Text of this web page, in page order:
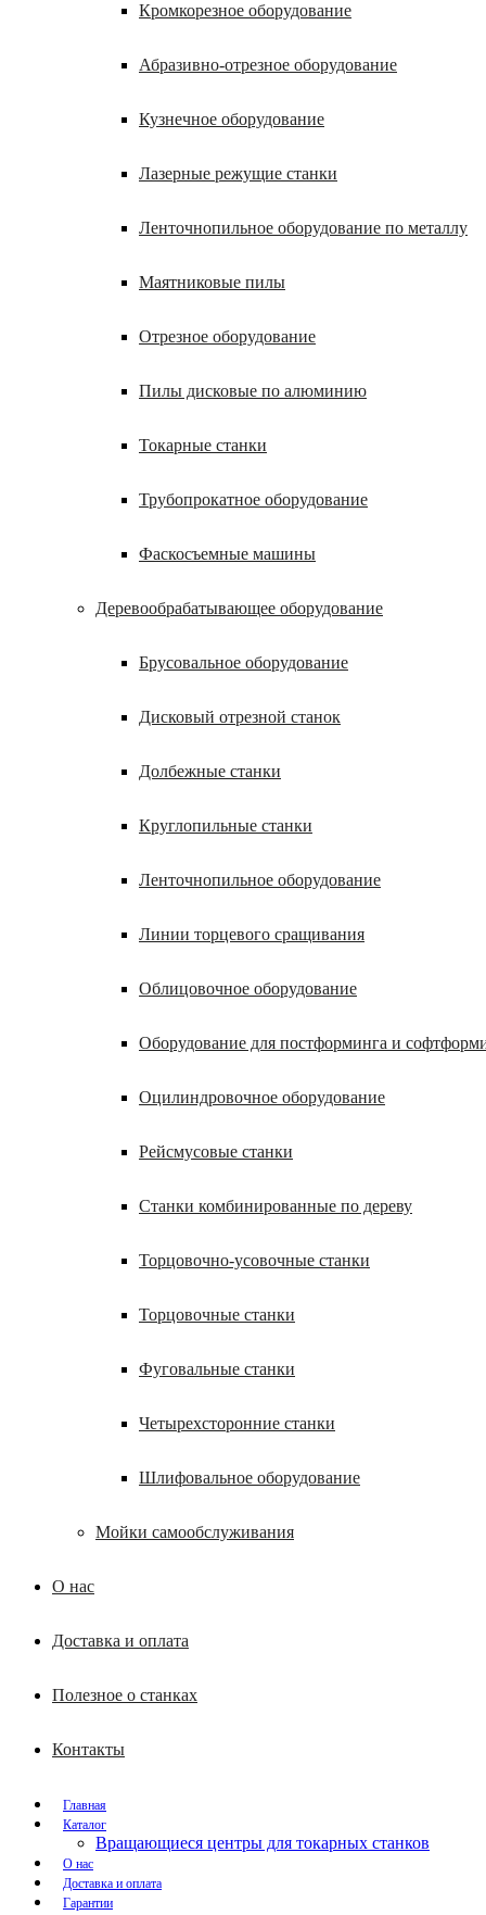
Кромкорезное оборудование
Абразивно-отрезное оборудование
Кузнечное оборудование
Лазерные режущие станки
Ленточнопильное оборудование по металлу
Маятниковые пилы
Отрезное оборудование
Пилы дисковые по алюминию
Токарные станки
Трубопрокатное оборудование
Фаскосъемные машины
Деревообрабатывающее оборудование
Брусовальное оборудование
Дисковый отрезной станок
Долбежные станки
Круглопильные станки
Ленточнопильное оборудование
Линии торцевого сращивания
Облицовочное оборудование
Оборудование для постформинга и
Оцилиндровочное оборудование
Рейсмусовые станки
Станки комбинированные по дереву
Торцовочно-усовочные станки
Торцовочные станки
Фуговальные станки
Четырехсторонние станки
Шлифовальное оборудование
Мойки самообслуживания
О нас
Доставка и оплата
Полезное о станках
Контакты
Главная
Каталог
Вращающиеся центры для токарных станков
О нас
Доставка и оплата
Гарантии